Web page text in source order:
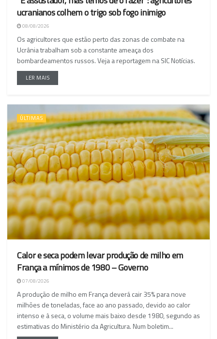
ucranianos colhem o trigo sob fogo inimigo
08/08/2026
Os agricultores que estão perto das zonas de combate na
Ucrânia trabalham sob a constante ameaça dos
bombardeamentos russos. Veja a reportagem na SIC Notícias.
LER MAIS
ÚLTIMAS
Calor e seca podem levar produção de milho em
França a mínimos de 1980 – Governo
07/08/2026
A produção de milho em França deverá cair 35% para nove
milhões de toneladas, face ao ano passado, devido ao calor
intenso e à seca, o volume mais baixo desde 1980, segundo as
estimativas do Ministério da Agricultura. Num boletim...